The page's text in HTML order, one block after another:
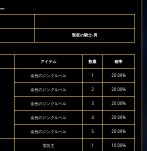
聖夜の騎士-男
アイテム 数量 確率
金色のジングルベル 1 20.00%
金色のジングルベル 2 20.00%
金色のジングルベル 3 20.00%
金色のジングルベル 4 20.00%
金色のジングルベル 5 20.00%
雪坊主 1 10.00%